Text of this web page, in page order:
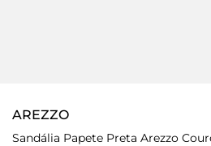
AREZZO
Sandália Papete Preta Arezzo